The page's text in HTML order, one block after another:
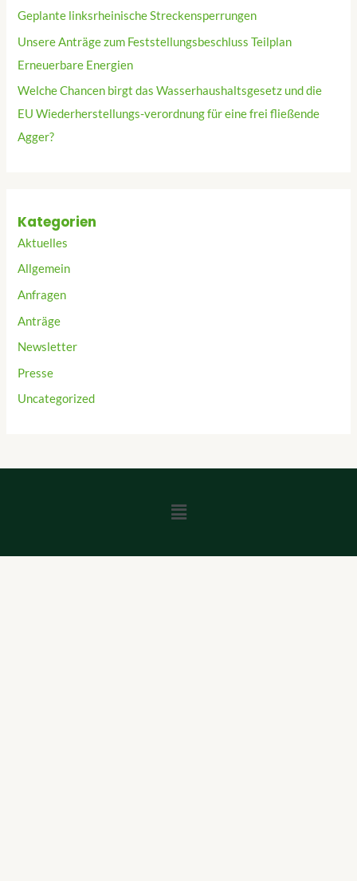
Geplante linksrheinische Streckensperrungen
Unsere Anträge zum Feststellungsbeschluss Teilplan
Erneuerbare Energien
Welche Chancen birgt das Wasserhaushaltsgesetz und die
EU Wiederherstellungs-verordnung für eine frei fließende
Agger?
Kategorien
Aktuelles
Allgemein
Anfragen
Anträge
Newsletter
Presse
Uncategorized